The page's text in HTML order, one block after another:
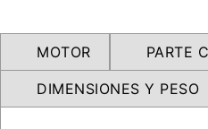
STREET TRIPLE R
MOTOR PARTE
DIMENSIONES Y PESO